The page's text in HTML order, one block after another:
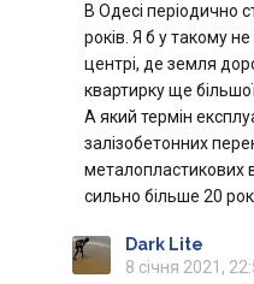
В Одесі періодично
років. Я б у такому
центрі, де земля
квартирку ще
А який термін
залізобетонних
металопластикових
сильно більше 20
Dаrk Lite
8 січня 2021,